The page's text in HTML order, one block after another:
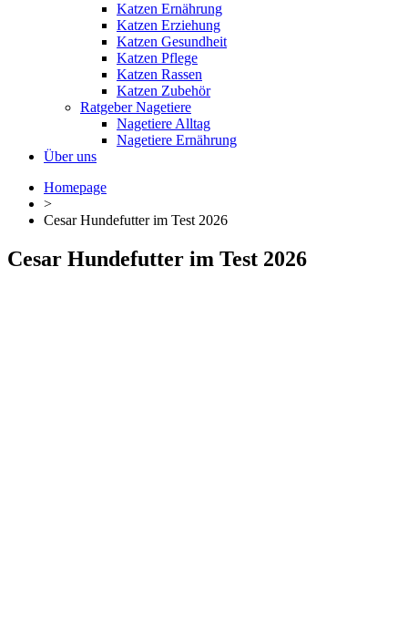
Katzen Ernährung
Katzen Erziehung
Katzen Gesundheit
Katzen Pflege
Katzen Rassen
Katzen Zubehör
Ratgeber Nagetiere
Nagetiere Alltag
Nagetiere Ernährung
Über uns
Homepage
>
Cesar Hundefutter im Test 2026
Cesar Hundefutter im Test 2026